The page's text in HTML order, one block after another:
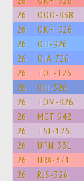
26 OOO-838
26 OKH-926
26 OJJ-926
26 OJA-726
26 TOE-126
26 OJJ-326
26 TOM-826
26 MCT-542
26 TSL-126
26 UPN-331
26 URX-371
26 RJS-326